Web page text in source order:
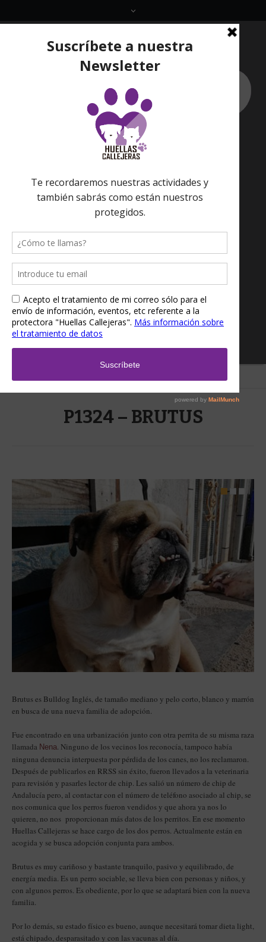
P1324 – BRUTUS
Brutus es Bulldog Inglés, de tamaño mediano y pelo corto, blanco y marrón
en busca de una nueva familia de adopción.
Fue encontrado en una urbanización junto con otra perrita de su misma raza
llamada Nena . Ninguno de los vecinos los reconocía, tampoco había
ninguna denuncia interpuesta por pérdida de los canes, no los reclamaron.
Después de publicarlos en RRSS sin éxito, fueron llevados a la veterinaria
para revisión y pasarles lector de chip. Les salió un número de chip de
Andalucía pero, al contactar con el número de teléfono asociado al chip, se
nos comunica que los perros fueron vendidos y que ahora ya nos lo
quieren, no nos proporcionan más datos de los perritos. En ese momento
Huellas Callejeras se hace cargo de los dos perros. Actualmente están en
acogida y se busca adopción conjunta para ambos.
Brutus es muy cariñoso y bastante tranquilo, pasivo y equilibrado, de
energía media. Es un perro sociable, se lleva bien con personas y niños, y
con algunos perros. Es obediente, por lo que se adaptará bien con la nueva
familia.
Por lo demás, su estado físico es bueno, aunque necesitará tomar dieta light,
está chipado, desparasitado y con las vacunas al día.